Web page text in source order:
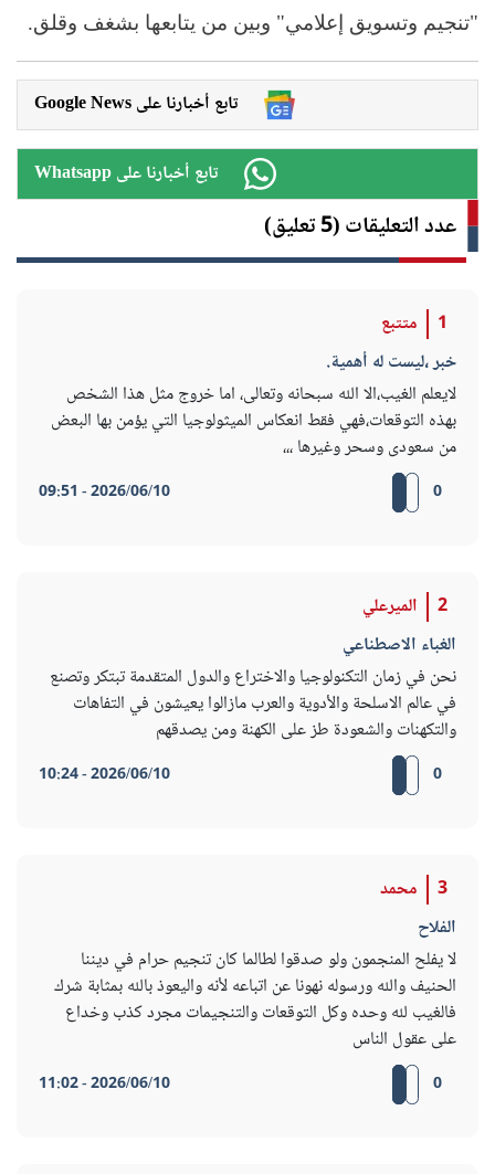
"تنجيم وتسويق إعلامي" وبين من يتابعها بشغف وقلق.
Google News تابع أخبارنا على
Whatsapp تابع أخبارنا على
عدد التعليقات (5 تعليق)
1
متتبع
خبر ،ليست له أهمية.
لايعلم الغيب،الا الله سبحانه وتعالى، اما خروج مثل هذا الشخص
بهذه التوقعات،فهي فقط انعكاس الميثولوجيا التي يؤمن بها البعض
من سعودى وسحر وغيرها ،،،
0
2026/06/10 - 09:51
2
الميرعلي
الغباء الاصطناعي
نحن في زمان التكنولوجيا والاختراع والدول المتقدمة تبتكر وتصنع
في عالم الاسلحة والأدوية والعرب مازالوا يعيشون في التفاهات
والتكهنات والشعودة طز على الكهنة ومن يصدقهم
0
2026/06/10 - 10:24
3
محمد
الفلاح
لا يفلح المنجمون ولو صدقوا لطالما كان تنجيم حرام في ديننا
الحنيف والله ورسوله نهونا عن اتباعه لأنه واليعوذ بالله بمثابة شرك
فالغيب لله وحده وكل التوقعات والتنجيمات مجرد كذب وخداع
على عقول الناس
0
2026/06/10 - 11:02